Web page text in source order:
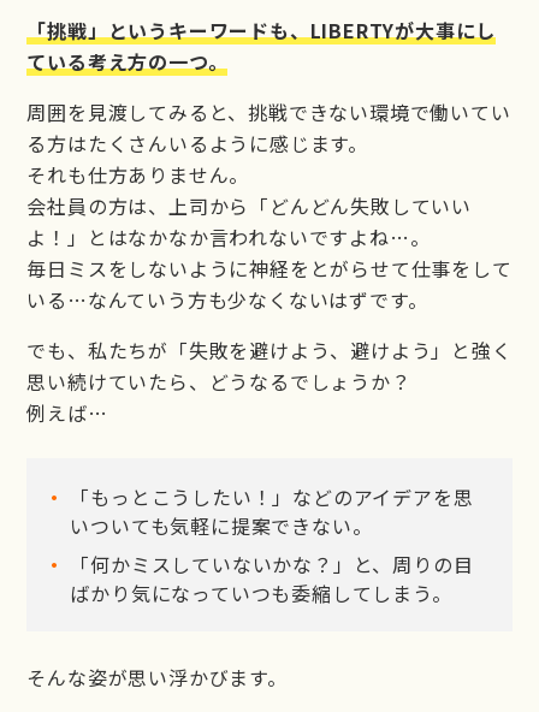
「挑戦」というキーワードも、LIBERTYが大事にし
ている考え方の一つ。
周囲を見渡してみると、挑戦できない環境で働いてい
る方はたくさんいるように感じます。
それも仕方ありません。
会社員の方は、上司から「どんどん失敗していい
よ！」とはなかなか言われないですよね…。
毎日ミスをしないように神経をとがらせて仕事をして
いる…なんていう方も少なくないはずです。
でも、私たちが「失敗を避けよう、避けよう」と強く
思い続けていたら、どうなるでしょうか？
例えば…
「もっとこうしたい！」などのアイデアを思
いついても気軽に提案できない。
「何かミスしていないかな？」と、周りの目
ばかり気になっていつも委縮してしまう。
そんな姿が思い浮かびます。